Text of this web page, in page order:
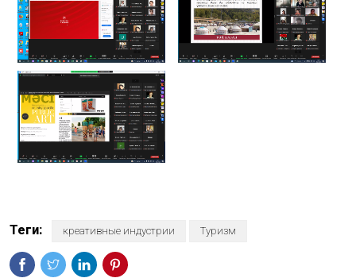
Теги: креативные индустрии Туризм